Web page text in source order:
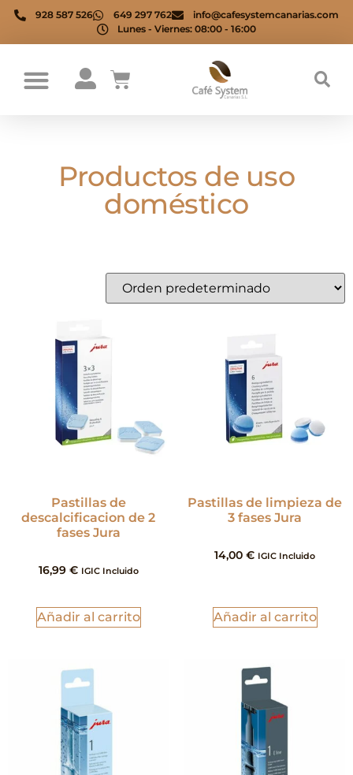
928 587 526 649 297 762
info@cafesystemcanarias.com
Lunes - Viernes: 08:00 - 16:00
Productos de uso
doméstico
Pastillas de
descalcificacion de 2
fases Jura
16,99 € IGIC Incluido
Añadir al carrito
Pastillas de limpieza de
3 fases Jura
14,00 € IGIC Incluido
Añadir al carrito